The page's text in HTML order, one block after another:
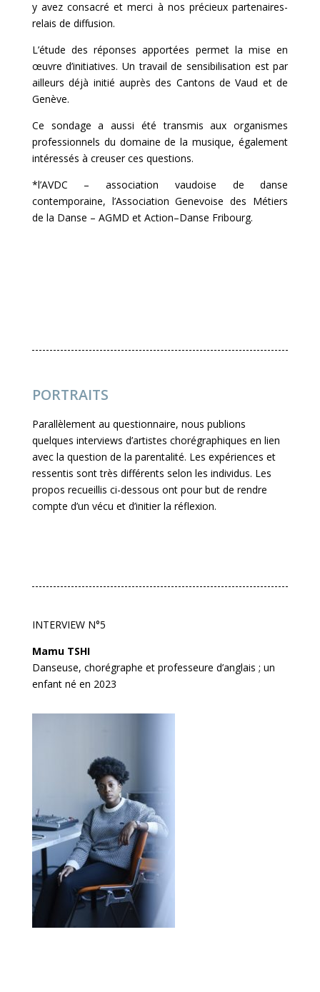
y avez consacré et merci à nos précieux partenaires-
relais de diffusion.
L’étude des réponses apportées permet la mise en
œuvre d’initiatives. Un travail de sensibilisation est par
ailleurs déjà initié auprès des Cantons de Vaud et de
Genève.
Ce sondage a aussi été transmis aux organismes
professionnels du domaine de la musique, également
intéressés à creuser ces questions.
*l’AVDC – association vaudoise de danse
contemporaine, l’Association Genevoise des Métiers
de la Danse – AGMD et Action–Danse Fribourg.
PORTRAITS
Parallèlement au questionnaire, nous publions
quelques interviews d’artistes chorégraphiques en lien
avec la question de la parentalité. Les expériences et
ressentis sont très différents selon les individus. Les
propos recueillis ci-dessous ont pour but de rendre
compte d’un vécu et d’initier la réflexion.
INTERVIEW N°5
Mamu TSHI
Danseuse, chorégraphe et professeure d’anglais ; un
enfant né en 2023